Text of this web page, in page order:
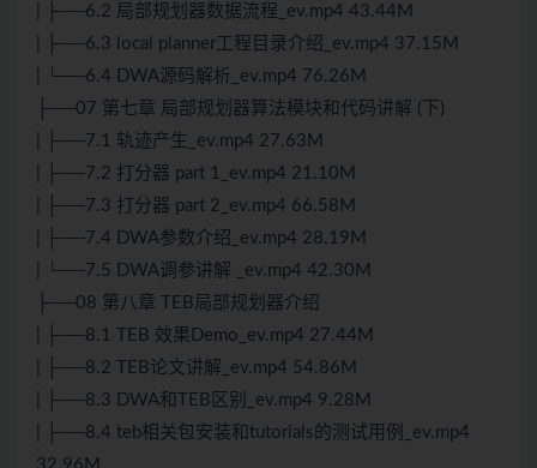
| ├──6.2 局部规划器数据流程_ev.mp4 43.44M
| ├──6.3 local planner工程目录介绍_ev.mp4 37.15M
| └──6.4 DWA源码解析_ev.mp4 76.26M
├──07 第七章 局部规划器算法模块和代码讲解 (下)
| ├──7.1 轨迹产生_ev.mp4 27.63M
| ├──7.2 打分器 part 1_ev.mp4 21.10M
| ├──7.3 打分器 part 2_ev.mp4 66.58M
| ├──7.4 DWA参数介绍_ev.mp4 28.19M
| └──7.5 DWA调参讲解 _ev.mp4 42.30M
├──08 第八章 TEB局部规划器介绍
| ├──8.1 TEB 效果Demo_ev.mp4 27.44M
| ├──8.2 TEB论文讲解_ev.mp4 54.86M
| ├──8.3 DWA和TEB区别_ev.mp4 9.28M
| ├──8.4 teb相关包安装和tutorials的测试用例_ev.mp4